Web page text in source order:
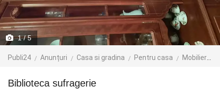
1/ 5
Publi24 Anunțuri Casa si gradina Pentru casa Mobilier
biblioteca sufragerie